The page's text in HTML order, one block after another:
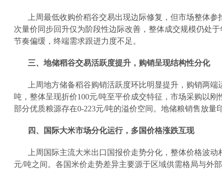
上周最低收购价稻谷交易出现边际修复，但市场整体
次量价同步回升仅为阶段性边际改善，整体成交规模仍处
节奏偏缓，终端需求跟进力度不足。
三、地储稻谷交易活跃度提升，购销呈现结构性分化
上周地方储备稻谷购销活跃度环比明显提升，购销两
吨，整体呈现折价100元/吨至平价成交特征，市场采购以
部分优质粮源存在0-223元/吨的溢价空间。地储粮销售放量
四、国际大米市场分化运行，多国价格涨跌互现
上周国际主流大米出口国报价走势分化，整体价格波
元/吨之间。各国米价走势差异主要源于区域供需格局与外